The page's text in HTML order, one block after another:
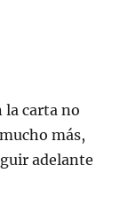
la carta no
más,
adelante